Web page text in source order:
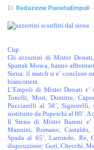
Di Redazione PianetaEmpoli -
Cup.
Gli azzurrini di Mister
Spartak Mosca, hanno
Siena: il match si e’ concluso
bianconera.
L’Empoli di Mister Donati e’
Tonelli, Mori, Dumitru,
Pucciarelli al 58’,
sostituito da Pupeschi al 80’.
Il Siena di Mister Baroni e’
Mannini, Romano,
Spada al 65’, Larrondo,
disposizione: Gori, Checchi,